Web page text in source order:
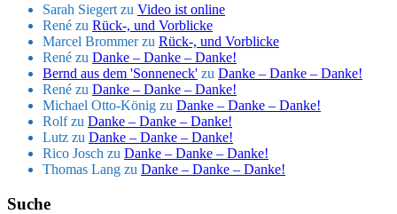
Sarah Siegert zu Video ist online
René zu Rück-, und Vorblicke
Marcel Brommerzu Rück-, und Vorblicke
René zu Danke – Danke – Danke!
Bernd aus dem 'Sonneneck' zu Danke – Danke – Danke!
René zu Danke – Danke – Danke!
Michael Otto-König zu Danke – Danke – Danke!
Rolfzu Danke – Danke – Danke!
Lutz zu Danke – Danke – Danke!
Rico Josch zu Danke – Danke – Danke!
Thomas Lang zu Danke – Danke – Danke!
Suche